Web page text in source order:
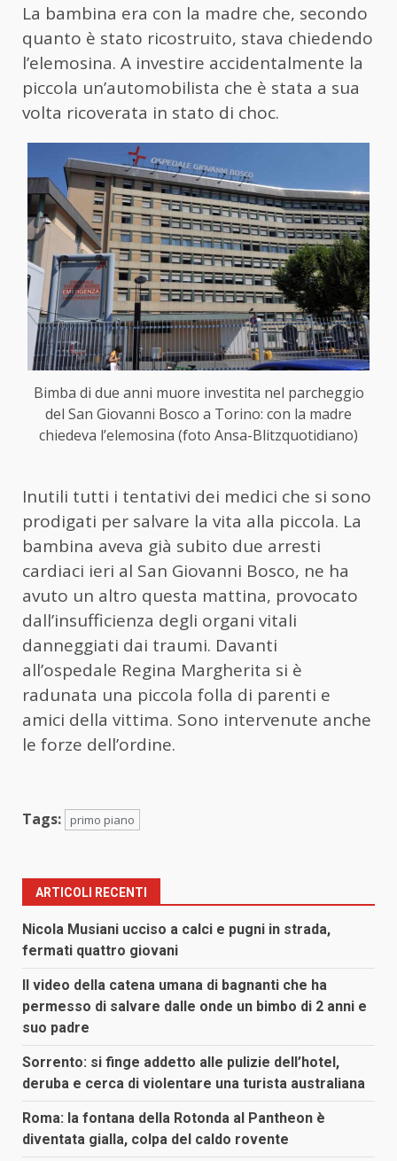
La bambina era con la madre che, secondo
quanto è stato ricostruito, stava chiedendo
l’elemosina. A investire accidentalmente la
piccola un’automobilista che è stata a sua
volta ricoverata in stato di choc.
Bimba di due anni muore investita nel parcheggio
del San Giovanni Bosco a Torino: con la madre
chiedeva l’elemosina (foto Ansa-Blitzquotidiano)
Inutili tutti i tentativi dei medici che si sono
prodigati per salvare la vita alla piccola. La
bambina aveva già subito due arresti
cardiaci ieri al San Giovanni Bosco, ne ha
avuto un altro questa mattina, provocato
dall’insufficienza degli organi vitali
danneggiati dai traumi. Davanti
all’ospedale Regina Margherita si è
radunata una piccola folla di parenti e
amici della vittima. Sono intervenute anche
le forze dell’ordine.
Tags: primo piano
ARTICOLI RECENTI
Nicola Musiani ucciso a calci e pugni in strada,
fermati quattro giovani
Il video della catena umana di bagnanti che ha
permesso di salvare dalle onde un bimbo di 2 anni e
suo padre
Sorrento: si finge addetto alle pulizie dell’hotel,
deruba e cerca di violentare una turista australiana
Roma: la fontana della Rotonda al Pantheon è
diventata gialla, colpa del caldo rovente